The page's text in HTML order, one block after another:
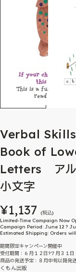
Verbal
Book of
Letters アル
小文字
¥1,137
(税込)
Limited-Time Campaign Now
Campaign Period: June 12 ?
Estimated Shipping: Orders
期間限定キャンペーン開催中
受付期間：６月１２日?７月３１日
商品の発送予定：８月中旬以降発
くもん出版